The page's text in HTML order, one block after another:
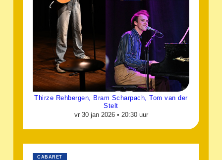
Thirze Rehbergen, Bram Scharpach, Tom van der
Stelt
vr 30 jan 2026 • 20:30 uur
CABARET